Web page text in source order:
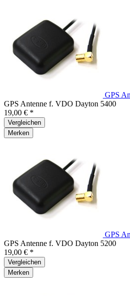
GPS
GPS Antenne f. VDO Dayton 5400
19,00 € *
Vergleichen
Merken
GPS
GPS Antenne f. VDO Dayton 5200
19,00 € *
Vergleichen
Merken